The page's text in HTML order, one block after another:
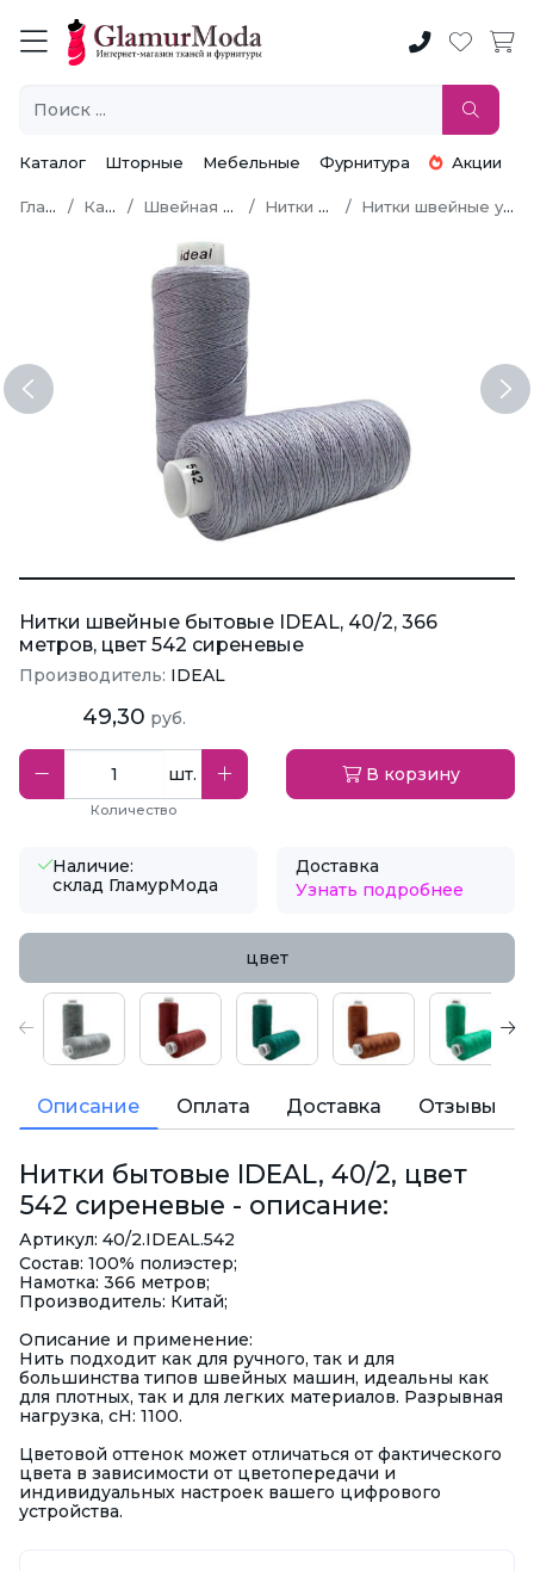
Каталог Шторные Мебельные Фурнитура Акции
Главная Каталог Швейная фурнитура Нитки швейные Нитки швейные универсальные
Previous
Нитки швейные бытовые IDEAL, 40/2, 366
метров, цвет 542 сиреневые
Производитель: IDEAL
49,30 руб.
шт.
Количество
В корзину
Наличие:
склад ГламурМода
Доставка
Узнать подробнее
цвет
Описание Оплата Доставка Отзывы
Нитки бытовые IDEAL, 40/2, цвет
542 сиреневые - описание:
Артикул: 40/2.IDEAL.542
Состав: 100% полиэстер;
Намотка: 366 метров;
Производитель: Китай;
Описание и применение:
Нить подходит как для ручного, так и для
большинства типов швейных машин, идеальны как
для плотных, так и для легких материалов. Разрывная
нагрузка, сН: 1100.
Цветовой оттенок может отличаться от фактического
цвета в зависимости от цветопередачи и
индивидуальных настроек вашего цифрового
устройства.